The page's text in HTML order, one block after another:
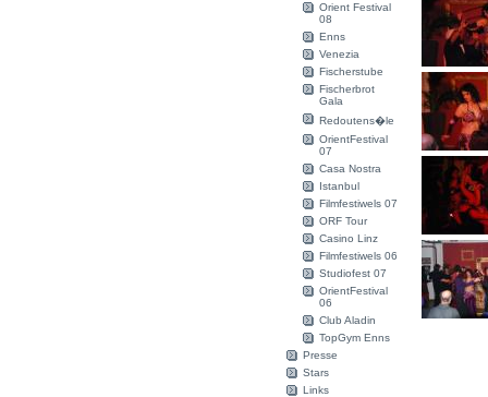
Orient Festival
08
Enns
Venezia
Fischerstube
Fischerbrot
Gala
Redoutens�le
OrientFestival
07
Casa Nostra
Istanbul
Filmfestiwels 07
ORF Tour
Casino Linz
Filmfestiwels 06
Studiofest 07
OrientFestival
06
Club Aladin
TopGym Enns
Presse
Stars
Links